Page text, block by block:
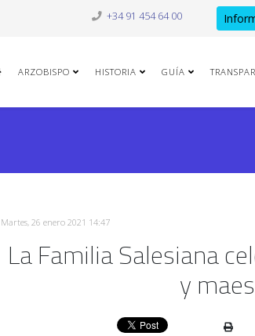
+34 91 454 64 00
ARZOBISPO HISTORIA GUÍA
Martes, 26 enero 2021 14:47
La Familia Salesiana
y